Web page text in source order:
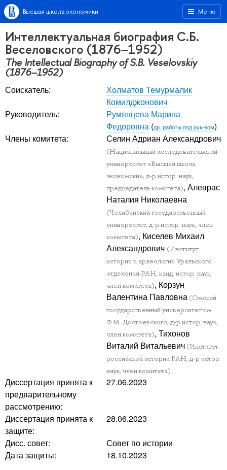
Меню
Высшая школа экономики
Интеллектуальная биография С.Б.
Веселовского (1876–1952)
The Intellectual Biography of S.B. Veselovskiy
(1876–1952)
Соискатель:
Холматов Темурмалик
Комилджонович
Руководитель:
Румянцева Марина
Федоровна (др. работы под рук-вом)
Члены комитета:
Селин Адриан Александрович
(Национальный исследовательский
университет «Высшая школа
экономики», д-р истор. наук,
председатель комитета), Алеврас
Наталия Николаевна
(Челябинский государственный
университет, д-р истор. наук, член
комитета), Киселев Михаил
Александрович (Институт
истории и археологии Уральского
отделения РАН, канд. истор. наук,
член комитета), Корзун
Валентина Павловна (Омский
государственный университет им.
Ф.М. Достоевского, д-р истор. наук,
член комитета), Тихонов
Виталий Витальевич (Институт
российской истории РАН, д-р истор.
наук, член комитета)
Диссертация принята к
предварительному
рассмотрению:
27.06.2023
Диссертация принята к
защите:
28.06.2023
Дисс. совет:
Совет по истории
Дата защиты:
18.10.2023